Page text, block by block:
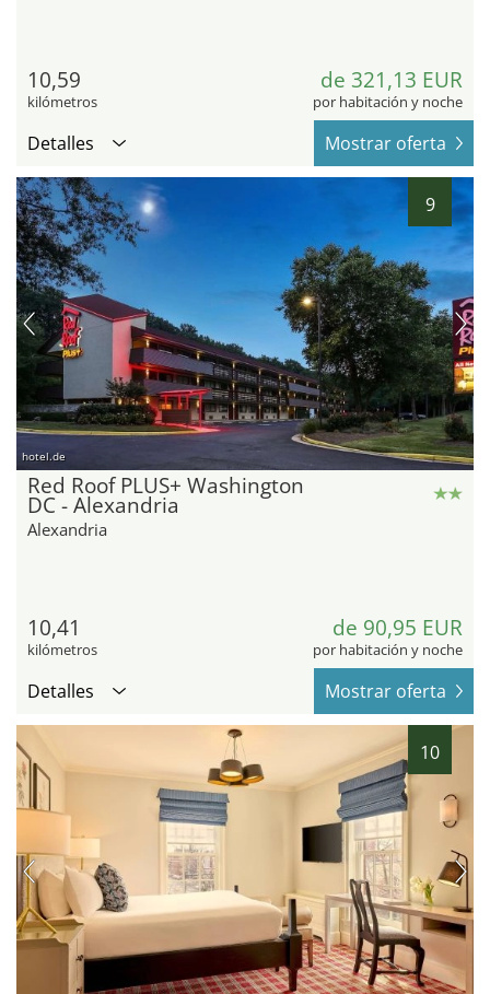
10,59
kilómetros
de 321,13 EUR
por habitación y noche
Detalles Mostrar oferta
9
hotel.de
Red Roof PLUS+ Washington
DC - Alexandria
Alexandria
10,41
kilómetros
de 90,95 EUR
por habitación y noche
Detalles Mostrar oferta
10